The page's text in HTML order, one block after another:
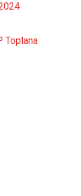
Toplana